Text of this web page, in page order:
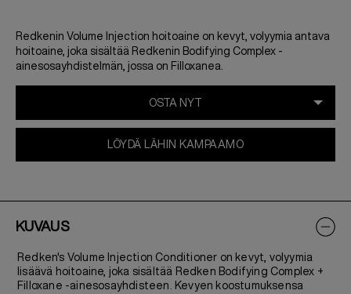
Redkenin Volume Injection hoitoaine on kevyt, volyymia antava
hoitoaine, joka sisältää Redkenin Bodifying Complex -
ainesosayhdistelmän, jossa on Filloxanea.
LÖYDÄ LÄHIN KAMPAAMO
KUVAUS
Redken's Volume Injection Conditioner on kevyt, volyymia
lisäävä hoitoaine, joka sisältää Redken Bodifying Complex +
Filloxane -ainesosayhdisteen. Kevyen koostumuksensa